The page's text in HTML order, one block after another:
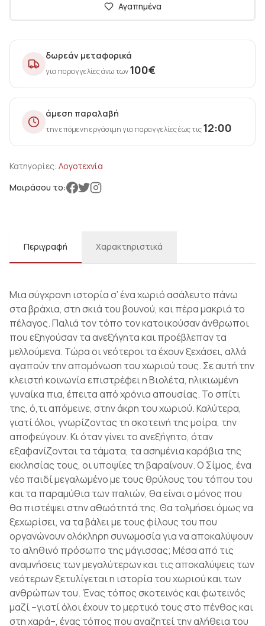
Αγαπημένα
δωρεάν μεταφορικά
για παραγγελίες άνω των100€
άμεση παραλαβή
την επόμενη εργάσιμη για παραγγελίες έως τις12:00
Κατηγορίες: Λογοτεχνία
Μοιράσου το:
Περιγραφή Χαρακτηριστικά
Μια σύγχρονη ιστορία σ’ ένα χωριό ασάλευτο πάνω
στα βράχια, στη σκιά του βουνού, και πέρα μακριά το
πέλαγος. Παλιά τον τόπο τον κατοικούσαν άνθρωποι
που εξηγούσαν τα ανεξήγητα και προέβλεπαν τα
μελλούμενα. Τώρα οι νεότεροι τα έχουν ξεχάσει, αλλά
αγαπούν την απομόνωση του χωριού τους. Σε αυτή την
κλειστή κοινωνία επιστρέφει η Βιολέτα, ηλικιωμένη
γυναίκα πια, έπειτα από χρόνια απουσίας. Το σπίτι
της, ό,τι απόμεινε, στην άκρη του χωριού. Καλύτερα,
γιατί όλοι, γνωρίζοντας τη σκοτεινή της μοίρα, την
αποφεύγουν. Κι όταν γίνει το ανεξήγητο, όταν
εξαφανίζονται τα τάματα, τα ασημένια καράβια της
εκκλησίας τους, οι υποψίες τη βαραίνουν. Ο Σίμος, ένα
νέο παιδί μεγαλωμένο με τους θρύλους του τόπου του
και τα παραμύθια των παλιών, θα είναι ο μόνος που
θα πιστέψει στην αθωότητά της. Θα τολμήσει όμως να
ξεχωρίσει, να τα βάλει με τους φίλους του που
οργανώνουν ολόκληρη συνωμοσία για να αποκαλύψουν
το αληθινό πρόσωπο της μάγισσας; Μέσα από τις
αναμνήσεις των μεγαλύτερων και τις αποκαλύψεις των
νεότερων ξετυλίγεται η ιστορία του χωριού και των
ανθρώπων του. Ένας τόπος σκοτεινός και φωτεινός
μαζί –γιατί όλοι έχουν το μερτικό τους στο πένθος και
στη χαρά–, ένας τόπος που αναζητεί την αλήθεια του